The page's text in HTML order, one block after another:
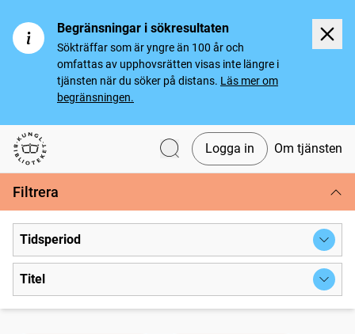
Begränsningar i sökresultaten
Sökträffar som är yngre än 100 år och
omfattas av upphovsrätten visas inte längre i
tjänsten när du söker på distans. Läs mer om
begränsningen.
Svenska tidningar
Logga in Om tjänsten
Filtrera
Tidsperiod
Titel